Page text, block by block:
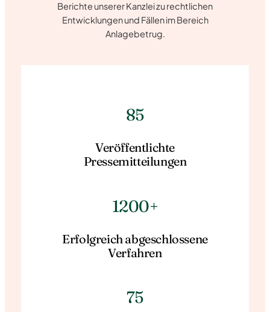
Berichte unserer Kanzlei zu rechtlichen
Entwicklungen und Fällen im Bereich
Anlagebetrug.
85
Veröffentlichte
Pressemitteilungen
1200+
Erfolgreich abgeschlossene
Verfahren
75